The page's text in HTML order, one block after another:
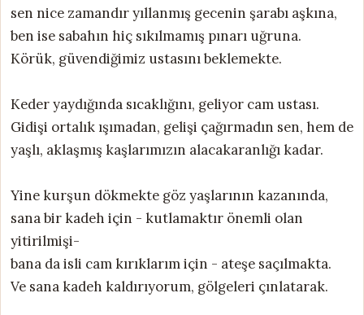
sen nice zamandır yıllanmış gecenin şarabı aşkına,
ben ise sabahın hiç sıkılmamış pınarı uğruna.
Körük, güvendiğimiz ustasını beklemekte.
Keder yaydığında sıcaklığını, geliyor cam ustası.
Gidişi ortalık ışımadan, gelişi çağırmadın sen, hem de
yaşlı, aklaşmış kaşlarımızın alacakaranlığı kadar.
Yine kurşun dökmekte göz yaşlarının kazanında,
sana bir kadeh için - kutlamaktır önemli olan
yitirilmişi-
bana da isli cam kırıklarım için - ateşe saçılmakta.
Ve sana kadeh kaldırıyorum, gölgeleri çınlatarak.